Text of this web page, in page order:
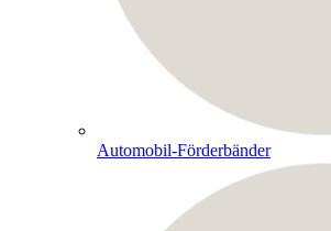
Automobil-Förderbänder